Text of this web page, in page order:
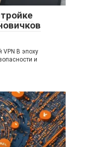
VPN В эпоху
и